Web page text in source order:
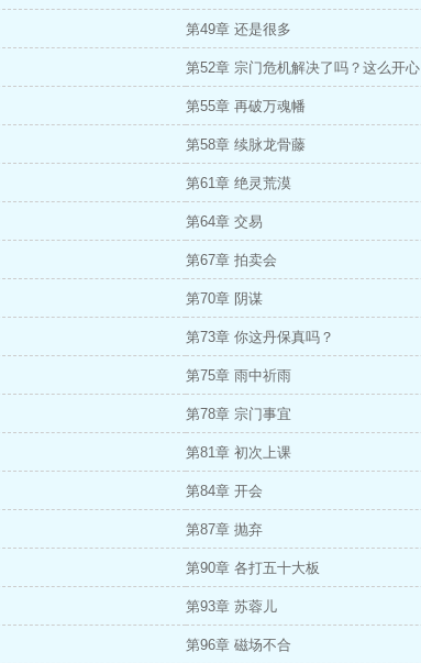
第49章 还是很多
第52章 宗门危机解决了吗？这么开心
第55章 再破万魂幡
第58章 续脉龙骨藤
第61章 绝灵荒漠
第64章 交易
第67章 拍卖会
第70章 阴谋
第73章 你这丹保真吗？
第75章 雨中祈雨
第78章 宗门事宜
第81章 初次上课
第84章 开会
第87章 抛弃
第90章 各打五十大板
第93章 苏蓉儿
第96章 磁场不合